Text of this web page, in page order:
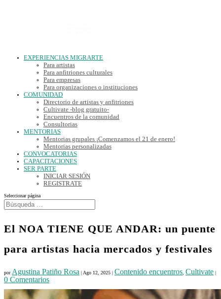
EXPERIENCIAS MIGRARTE
Para artistas
Para anfitriones culturales
Para empresas
Para organizaciones o instituciones
COMUNIDAD
Directorio de artistas y anfitriones
Cultivate -blog gratuito-
Encuentros de la comunidad
Consultorias
MENTORIAS
Mentorias grupales ¡Comenzamos el 21 de enero!
Mentorias personalizadas
CONVOCATORIAS
CAPACITACIONES
SER PARTE
INICIAR SESIÓN
REGISTRATE
Seleccionar página
El NOA TIENE QUE ANDAR: un puente
para artistas hacia mercados y festivales
por Agustina Patiño Rosa | Ago 12, 2025 | Contenido encuentros Cultivate |
0 Comentarios